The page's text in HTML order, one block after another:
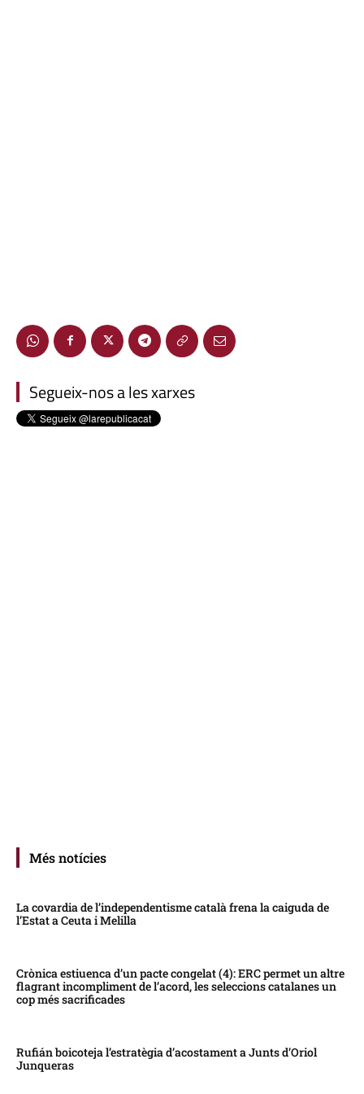
Segueix-nos a les xarxes
Més notícies
La covardia de l’independentisme català frena la caiguda de
l’Estat a Ceuta i Melilla
Crònica estiuenca d’un pacte congelat (4): ERC permet un altre
flagrant incompliment de l’acord, les seleccions catalanes un
cop més sacrificades
Rufián boicoteja l’estratègia d’acostament a Junts d’Oriol
Junqueras